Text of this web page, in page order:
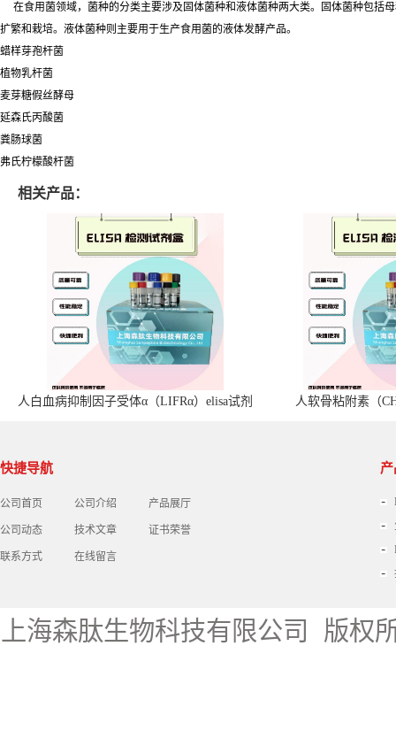
在食用菌领域，菌种的分类主要涉及固体菌种和液体菌种两大类。固体菌种包括
扩繁和栽培。液体菌种则主要用于生产食用菌的液体发酵产品。
蜡样芽孢杆菌
植物乳杆菌
麦芽糖假丝酵母
延森氏丙酸菌
粪肠球菌
弗氏柠檬酸杆菌
相关产品：
人白血病抑制因子受体α（LIFRα）elisa试剂
人软骨粘附素（
快捷导航
公司首页 公司介绍 产品展厅
公司动态 技术文章 证书荣誉
联系方式 在线留言
上海森肽生物科技有限公司 版权